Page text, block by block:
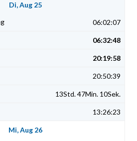
Di, Aug 25
06:02:07
06:32:48
20:19:58
20:50:39
13Std. 47Min. 10Sek.
13:26:23
Mi, Aug 26